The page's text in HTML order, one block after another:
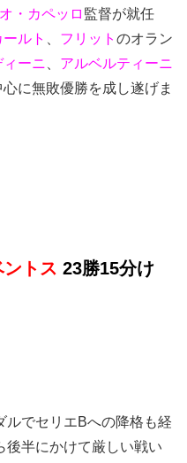
・カペッロ 監督が就任
ルト フリット のオラン
ィーニ
アルベルティーニ
に無敗優勝を成し遂げま
ントス 23勝15分け
ルでセリエBへの降格も経
後半にかけて厳しい戦い